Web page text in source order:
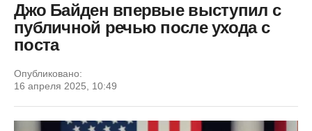
Джо Байден впервые выступил с
публичной речью после ухода с
поста
Опубликовано:
16 апреля 2025, 10:49